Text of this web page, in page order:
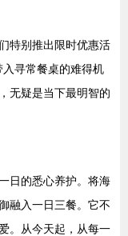
特别推出限时优惠活
寻常餐桌的难得机
无疑是当下最明智的
日的悉心养护。将海
融入一日三餐。它不
。从今天起，从每一